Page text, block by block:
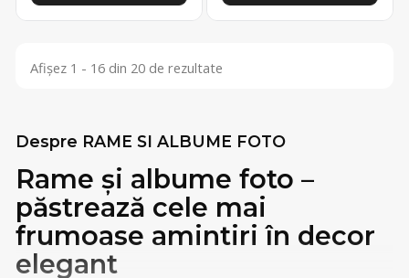
Afișez 1 - 16 din 20 de rezultate
Despre RAME SI ALBUME FOTO
Rame și albume foto –
păstrează cele mai
frumoase amintiri în decor
elegant